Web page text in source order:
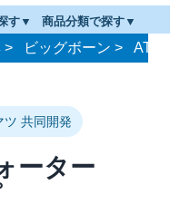
す 商品分類で探す
> ビッグボーン >
ツ 共同開発
ーター